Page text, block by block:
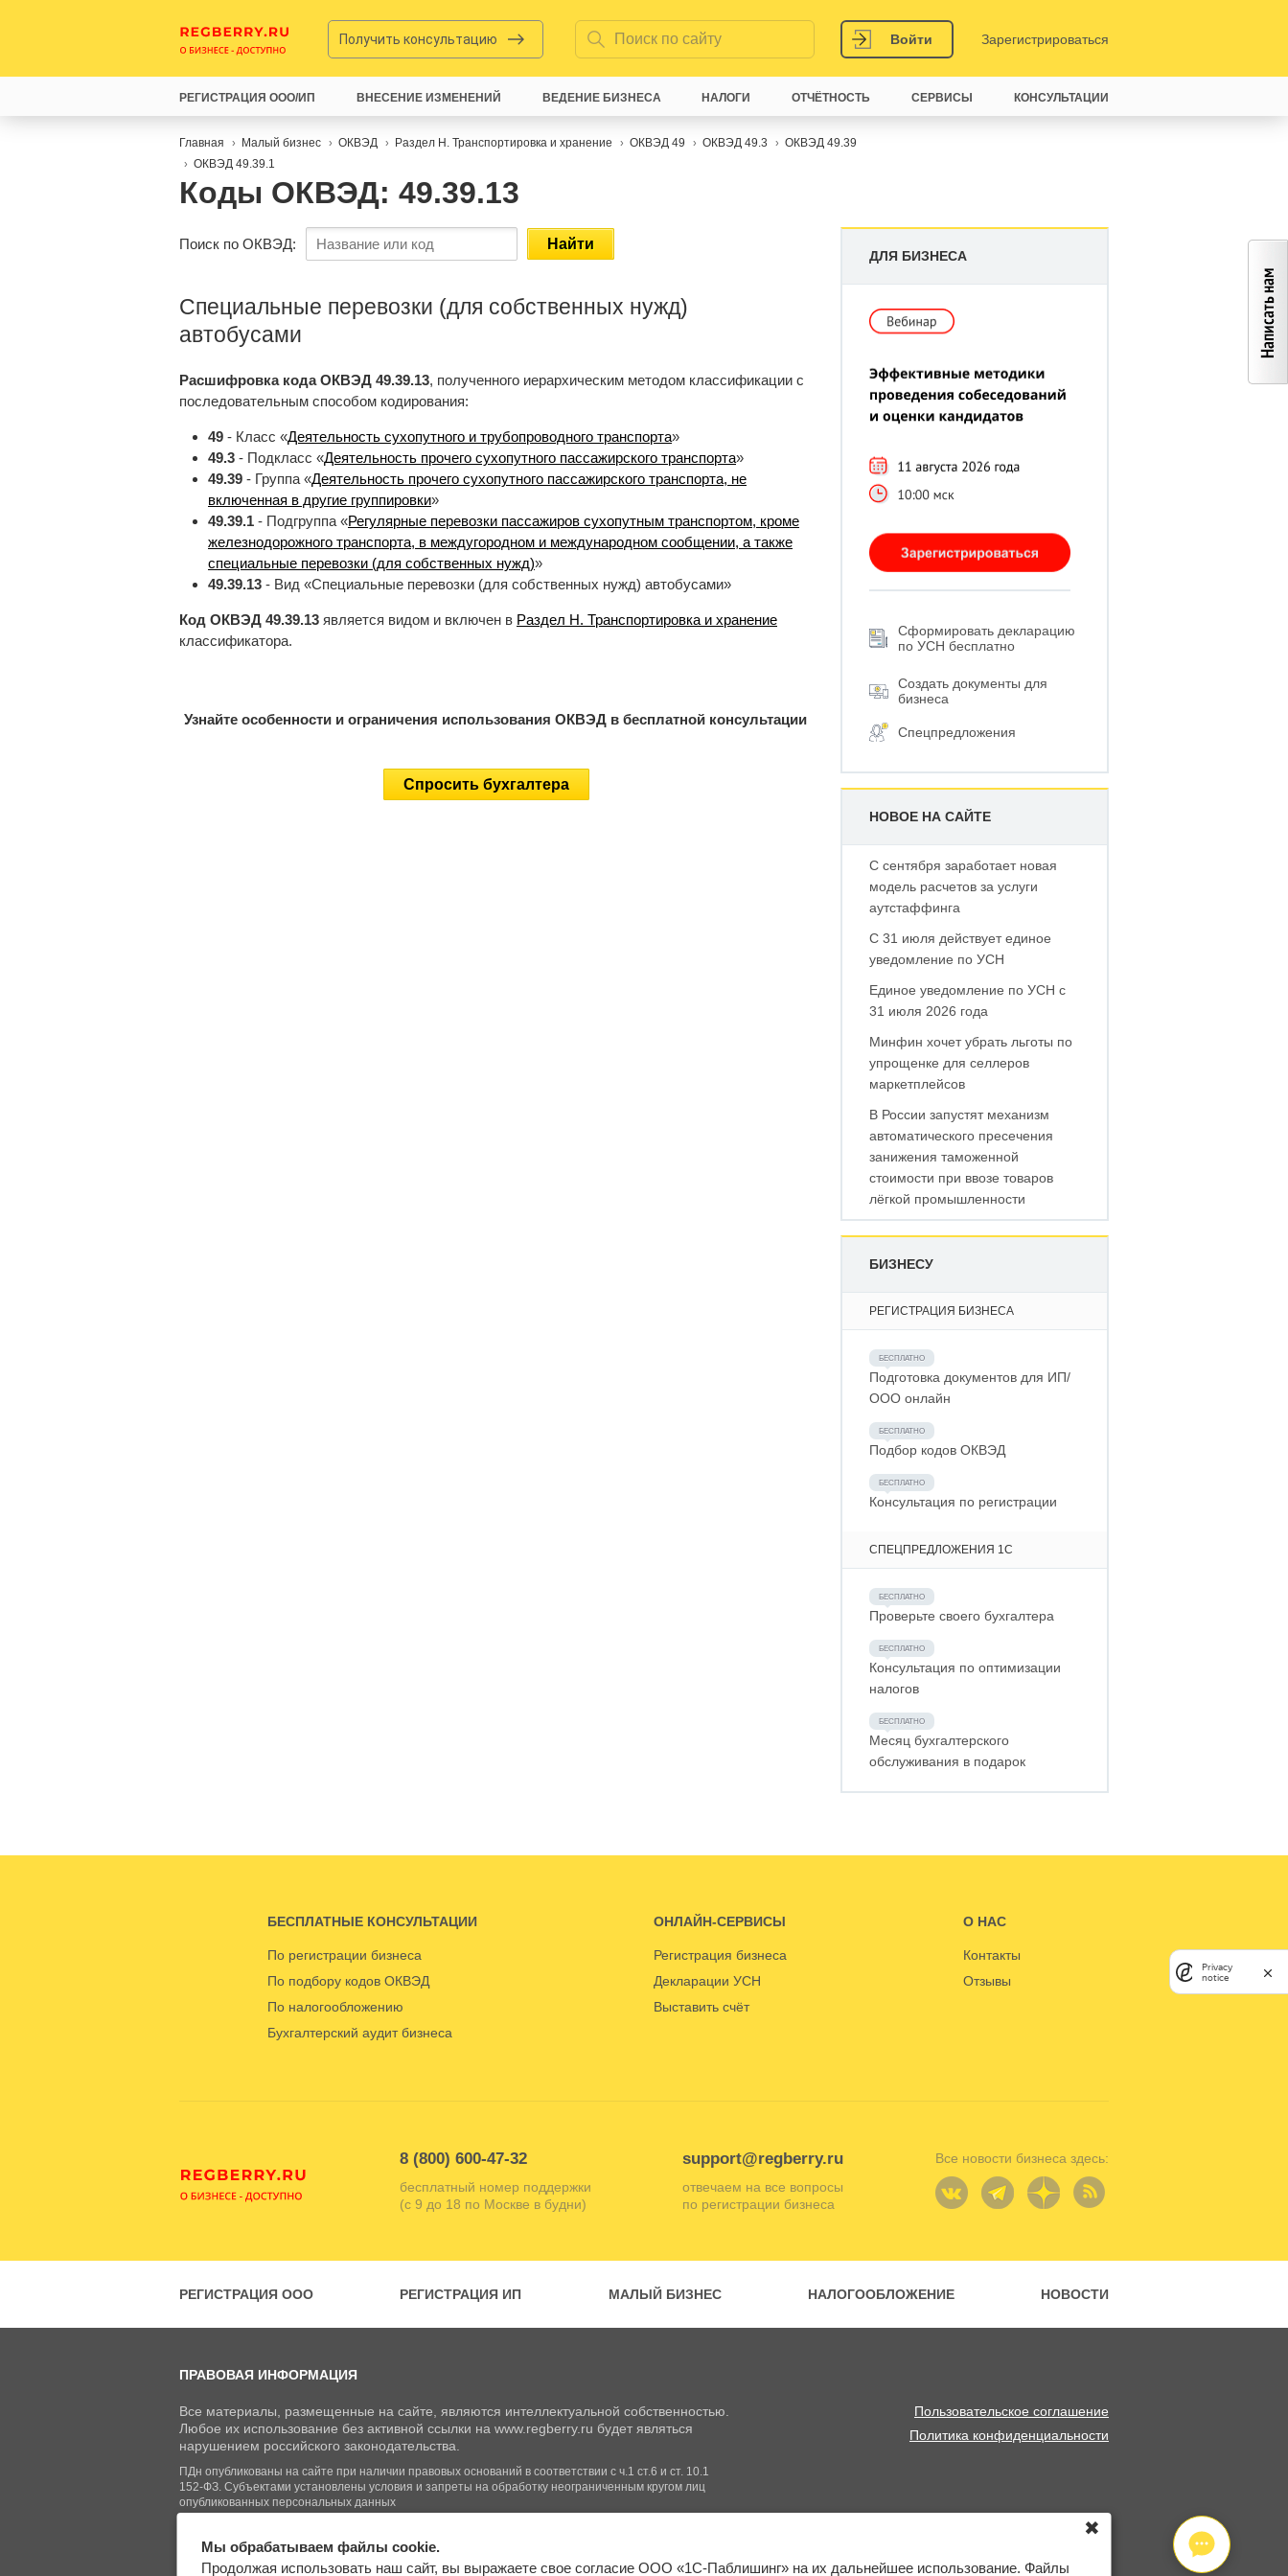
Получить консультацию Войти Зарегистрироваться
Главная Малый бизнес ОКВЭД Раздел H. Транспортировка и хранение ОКВЭД 49 ОКВЭД 49.3
ОКВЭД 49.39
ОКВЭД 49.39.1
Коды ОКВЭД: 49.39.13
Поиск по ОКВЭД: Найти
Специальные перевозки (для собственных нужд)
автобусами
Расшифровка кода ОКВЭД 49.39.13, полученного иерархическим методом классификации с
последовательным способом кодирования:
49 - Класс «Деятельность сухопутного и трубопроводного транспорта»
49.3 - Подкласс «Деятельность прочего сухопутного пассажирского транспорта»
49.39 - Группа «Деятельность прочего сухопутного пассажирского транспорта, не
включенная в другие группировки»
49.39.1 - Подгруппа «Регулярные перевозки пассажиров сухопутным транспортом, кроме
железнодорожного транспорта, в междугородном и международном сообщении, а также
специальные перевозки (для собственных нужд)»
49.39.13 - Вид «Специальные перевозки (для собственных нужд) автобусами»
Код ОКВЭД 49.39.13 является видом и включен в Раздел H. Транспортировка и хранение
классификатора.
Узнайте особенности и ограничения использования ОКВЭД в бесплатной консультации
Спросить бухгалтера
ДЛЯ БИЗНЕСА
Сформировать декларацию
по УСН бесплатно
Создать документы для
бизнеса
Спецпредложения
НОВОЕ НА САЙТЕ
С сентября заработает новая
модель расчетов за услуги
аутстаффинга
С 31 июля действует единое
уведомление по УСН
Единое уведомление по УСН с
31 июля 2026 года
Минфин хочет убрать льготы по
упрощенке для селлеров
маркетплейсов
В России запустят механизм
автоматического пресечения
занижения таможенной
стоимости при ввозе товаров
лёгкой промышленности
БИЗНЕСУ
РЕГИСТРАЦИЯ БИЗНЕСА
Подготовка документов для ИП/
ООО онлайн
Подбор кодов ОКВЭД
Консультация по регистрации
СПЕЦПРЕДЛОЖЕНИЯ 1С
Проверьте своего бухгалтера
Консультация по оптимизации
налогов
Месяц бухгалтерского
обслуживания в подарок
РЕГИСТРАЦИЯ ООО/ИП ВНЕСЕНИЕ ИЗМЕНЕНИЙ ВЕДЕНИЕ БИЗНЕСА НАЛОГИ ОТЧЁТНОСТЬ СЕРВИСЫ КОНСУЛЬТАЦИИ
БЕСПЛАТНЫЕ КОНСУЛЬТАЦИИ
По регистрации бизнеса
По подбору кодов ОКВЭД
По налогообложению
Бухгалтерский аудит бизнеса
ОНЛАЙН-СЕРВИСЫ
Регистрация бизнеса
Декларации УСН
Выставить счёт
О НАС
Контакты
Отзывы
8 (800) 600-47-32
бесплатный номер поддержки
(с 9 до 18 по Москве в будни)
support@regberry.ru
отвечаем на все вопросы
по регистрации бизнеса
Все новости бизнеса здесь:
РЕГИСТРАЦИЯ ООО РЕГИСТРАЦИЯ ИП МАЛЫЙ БИЗНЕС НАЛОГООБЛОЖЕНИЕ НОВОСТИ
ПРАВОВАЯ ИНФОРМАЦИЯ
Все материалы, размещенные на сайте, являются интеллектуальной собственностью.
Любое их использование без активной ссылки на www.regberry.ru будет являться
нарушением российского законодательства.
ПДн опубликованы на сайте при наличии правовых оснований в соответствии с ч.1 ст.6 и ст. 10.1
152-ФЗ. Субъектами установлены условия и запреты на обработку неограниченным кругом лиц
опубликованных персональных данных
Пользовательское соглашение
Политика конфиденциальности
© Regberry.ru, 2013–2026 Входим в группу
Мы обрабатываем файлы cookie.
Продолжая использовать наш сайт, вы выражаете свое согласие ООО «1С-Паблишинг» на их дальнейшее использование. Файлы
✖
Privacy
notice